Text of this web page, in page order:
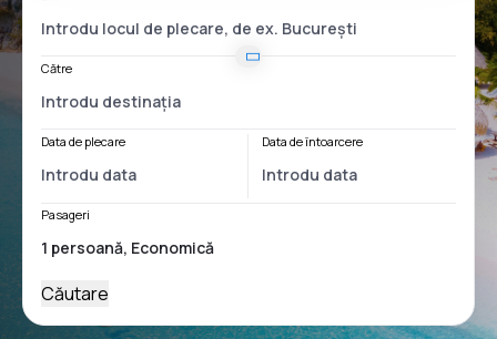
Către
Data de plecare Data de întoarcere
Pasageri
Căutare